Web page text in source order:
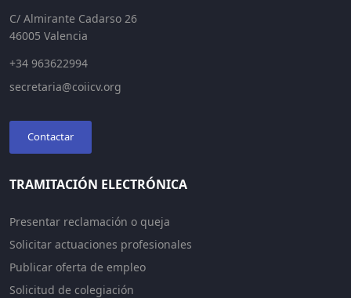
C/ Almirante Cadarso 26
46005 Valencia
+34 963622994
secretaria@coiicv.org
Contactar
TRAMITACIÓN ELECTRÓNICA
Presentar reclamación o queja
Solicitar actuaciones profesionales
Publicar oferta de empleo
Solicitud de colegiación